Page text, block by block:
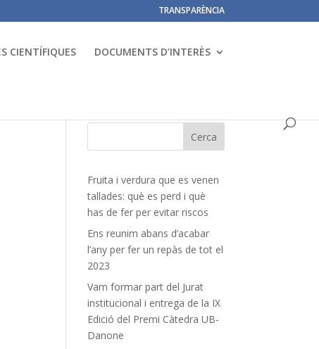
TRANSPARÈNCIA
CIENTÍFIQUES DOCUMENTS D’INTERÈS
Fruita i verdura que es venen
tallades: què es perd i què
has de fer per evitar riscos
Ens reunim abans d’acabar
l’any per fer un repàs de tot el
2023
Vam formar part del Jurat
institucional i entrega de la IX
Edició del Premi Càtedra UB-
Danone